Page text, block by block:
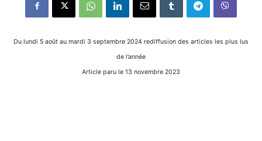
Du lundi 5 août au mardi 3 septembre 2024 rediffusion des articles les plus lus
de l’année
Article paru le 13 novembre 2023